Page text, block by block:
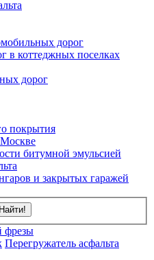
дорог
в коттеджных поселках
дорог
покрытия
Москве
битумной эмульсией
и закрытых гаражей
Перегружатель асфальта